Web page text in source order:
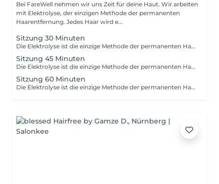
Bei FareWell nehmen wir uns Zeit für deine Haut. Wir arbeiten
mit Elektrolyse, der einzigen Methode der permanenten
Haarentfernung. Jedes Haar wird e...
Sitzung 30 Minuten
Die Elektrolyse ist die einzige Methode der permanenten Haarentfernung und eignet sich für alle Haarfarben und Hauttypen. Bei FareWell arbeiten wir mit höchster Präzision indem jedes Haar einzeln an der Wurzel deaktiviert wird. So erzielen wir permanente und zuverlässige Ergebnisse auch an Bereichen wo Laser oder andere dauerhaft reduzierende Methoden an ihre Grenzen stoßen. Während der Behandlung arbeiten wir schonend und hygienisch und passen die Intensität individuell an Ihre Haut und Haarstruktur an. Die Elektrolyse ist besonders geeignet für empfindliche Zonen wie Gesicht Hals Bikini aber auch für kleine hartnäckige Bereiche am Körper. Vor Beginn prüfen wir immer die Hautbeschaffenheit und eventuelle Kontraindikationen damit die Behandlung sicher und optimal für Sie verläuft. Auf Wunsch kombinieren wir die Elektrolyse auch mit vorbereitenden oder beruhigenden Pflegeoptionen um das Ergebnis und den Komfort weiter zu verbessern. Bei FareWell setzen wir auf langfristige Betreuung und begleiten Sie Schritt für Schritt bis zur vollständigen Haarfreiheit.
Sitzung 45 Minuten
Die Elektrolyse ist die einzige Methode der permanenten Haarentfernung und eignet sich für alle Haarfarben und Hauttypen. Bei FareWell arbeiten wir mit höchster Präzision indem jedes Haar einzeln an der Wurzel deaktiviert wird. So erzielen wir permanente und zuverlässige Ergebnisse auch an Bereichen wo Laser oder andere dauerhaft reduzierende Methoden an ihre Grenzen stoßen. Während der Behandlung arbeiten wir schonend und hygienisch und passen die Intensität individuell an Ihre Haut und Haarstruktur an. Die Elektrolyse ist besonders geeignet für empfindliche Zonen wie Gesicht Hals Bikini aber auch für kleine hartnäckige Bereiche am Körper. Vor Beginn prüfen wir immer die Hautbeschaffenheit und eventuelle Kontraindikationen damit die Behandlung sicher und optimal für Sie verläuft. Auf Wunsch kombinieren wir die Elektrolyse auch mit vorbereitenden oder beruhigenden Pflegeoptionen um das Ergebnis und den Komfort weiter zu verbessern. Bei FareWell setzen wir auf langfristige Betreuung und begleiten Sie Schritt für Schritt bis zur vollständigen Haarfreiheit.
Sitzung 60 Minuten
Die Elektrolyse ist die einzige Methode der permanenten Haarentfernung und eignet sich für alle Haarfarben und Hauttypen. Bei FareWell arbeiten wir mit höchster Präzision indem jedes Haar einzeln an der Wurzel deaktiviert wird. So erzielen wir permanente und zuverlässige Ergebnisse auch an Bereichen wo Laser oder andere dauerhaft reduzierende Methoden an ihre Grenzen stoßen. Während der Behandlung arbeiten wir schonend und hygienisch und passen die Intensität individuell an Ihre Haut und Haarstruktur an. Die Elektrolyse ist besonders geeignet für empfindliche Zonen wie Gesicht Hals Bikini aber auch für kleine hartnäckige Bereiche am Körper. Vor Beginn prüfen wir immer die Hautbeschaffenheit und eventuelle Kontraindikationen damit die Behandlung sicher und optimal für Sie verläuft. Auf Wunsch kombinieren wir die Elektrolyse auch mit vorbereitenden oder beruhigenden Pflegeoptionen um das Ergebnis und den Komfort weiter zu verbessern. Bei FareWell setzen wir auf langfristige Betreuung und begleiten Sie Schritt für Schritt bis zur vollständigen Haarfreiheit.